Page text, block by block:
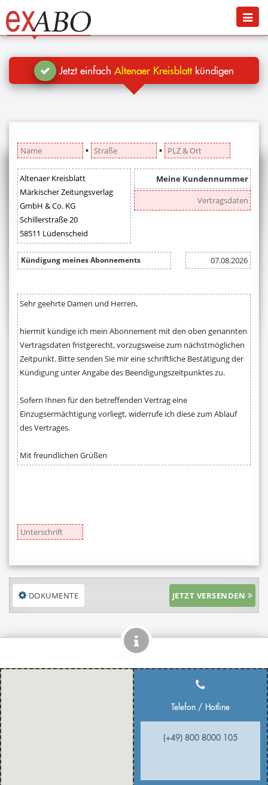
Jetzt kündigen
Blog
Hilfe
Menü
Jetzt einfach Altenaer Kreisblattkündigen
▪ ▪
DOKUMENTE JETZT VERSENDEN
Telefon / Hotline
(+49) 800 8000 105